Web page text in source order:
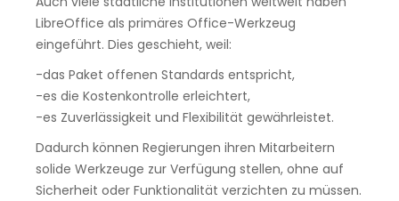
LibreOffice als primäres Office-Werkzeug
eingeführt. Dies geschieht, weil:
-das Paket offenen Standards entspricht,
-es die Kostenkontrolle erleichtert,
-es Zuverlässigkeit und Flexibilität gewährleistet.
Dadurch können Regierungen ihren Mitarbeitern
solide Werkzeuge zur Verfügung stellen, ohne auf
Sicherheit oder Funktionalität verzichten zu müssen.